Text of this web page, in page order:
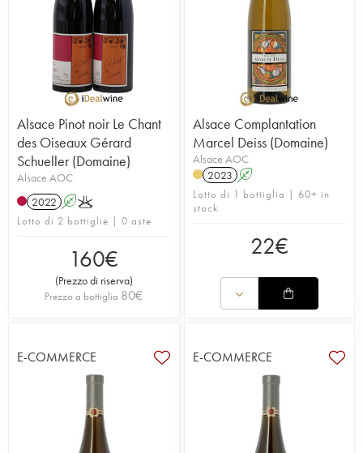
Alsace Pinot noir Le Chant
des Oiseaux Gérard
Schueller (Domaine)
Alsace AOC
2022 AK
Lotto di 2 bottiglie | 0 aste
160€
(Prezzo di riserva)
Prezzo a bottiglia 80€
Alsace Complantation
Marcel Deiss (Domaine)
Alsace AOC
2023 A
Lotto di 1 bottiglia | 60+ in
stock
22€
E-COMMERCE E-COMMERCE